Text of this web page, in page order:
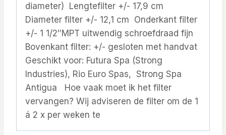
diameter) Lengtefilter +/- 17,9 cm
Diameter filter +/- 12,1 cm Onderkant filter
+/- 1 1/2″MPT uitwendig schroefdraad fijn
Bovenkant filter: +/- gesloten met handvat
Geschikt voor: Futura Spa (Strong
Industries), Rio Euro Spas, Strong Spa
Antigua Hoe vaak moet ik het filter
vervangen? Wij adviseren de filter om de 1
á 2 x per weken te